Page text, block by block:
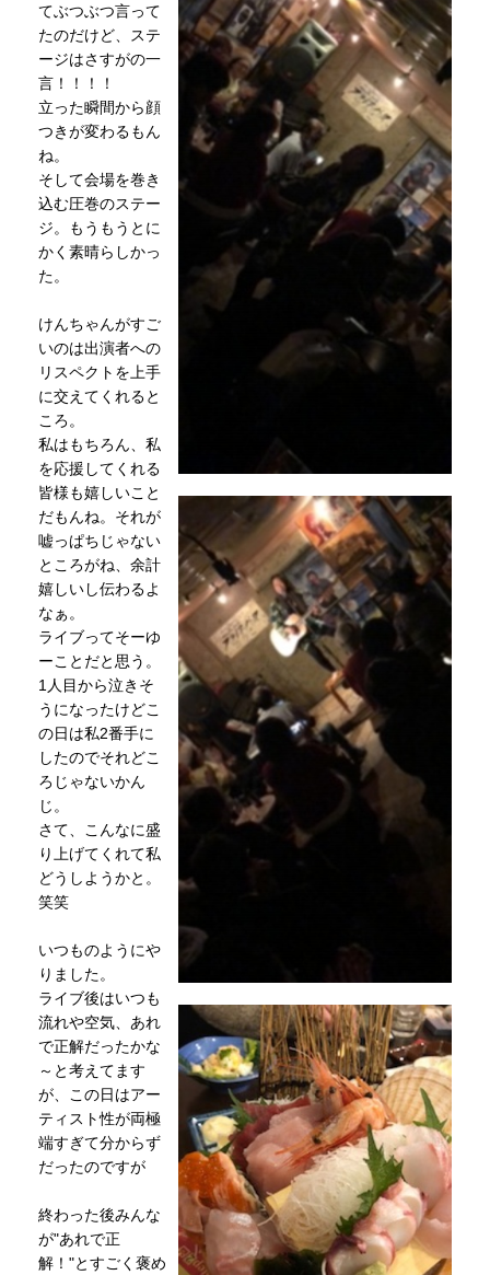
てぶつぶつ言って
たのだけど、ステ
ージはさすがの一
言！！！！
立った瞬間から顔
つきが変わるもん
ね。
そして会場を巻き
込む圧巻のステー
ジ。もうもうとに
かく素晴らしかっ
た。
けんちゃんがすご
いのは出演者への
リスペクトを上手
に交えてくれると
ころ。
私はもちろん、私
を応援してくれる
皆様も嬉しいこと
だもんね。それが
嘘っぱちじゃない
ところがね、余計
嬉しいし伝わるよ
なぁ。
ライブってそーゆ
ーことだと思う。
1人目から泣きそ
うになったけどこ
の日は私2番手に
したのでそれどこ
ろじゃないかん
じ。
さて、こんなに盛
り上げてくれて私
どうしようかと。
笑笑
いつものようにや
りました。
ライブ後はいつも
流れや空気、あれ
で正解だったかな
～と考えてます
が、この日はアー
ティスト性が両極
端すぎて分からず
だったのですが
終わった後みんな
が"あれで正
解！"とすごく褒め